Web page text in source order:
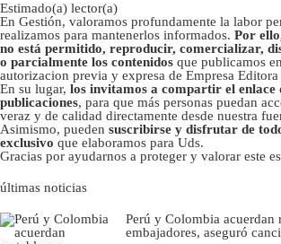
Estimado(a) lector(a)
En Gestión, valoramos profundamente la labor
realizamos para mantenerlos informados. Por
no está permitido, reproducir, comercializar,
o parcialmente los contenidos que publicamos
autorizacion previa y expresa de Empresa
En su lugar, los invitamos a compartir el enlace
publicaciones, para que más personas puedan
veraz y de calidad directamente desde nuestra
Asimismo, pueden suscribirse y disfrutar de
exclusivo que elaboramos para Uds.
Gracias por ayudarnos a proteger y valorar este
últimas noticias
Perú y Colombia acuerdan
embajadores, aseguró